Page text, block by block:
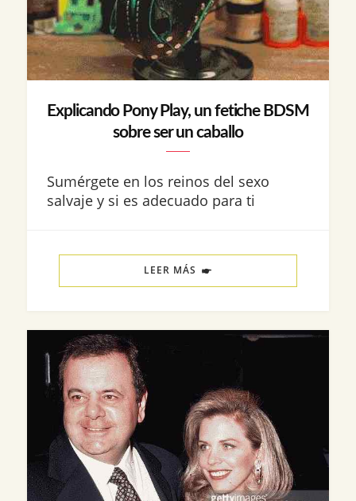
Explicando Pony Play, un fetiche BDSM
sobre ser un caballo
Sumérgete en los reinos del sexo
salvaje y si es adecuado para ti
LEER MÁS